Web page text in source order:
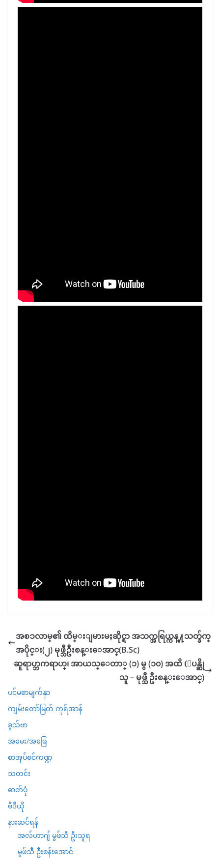
အစၥလာမ္၏ ထိမ္းျမားမႈဆိုင္ရာ အသက္အရြယ္ကန္႔သတ္ခ်က္
အပိုင္း(၂) မုဖ္သီဦးစန္းေအာင္(B.Sc)
ဆူရာဟ္ဘကရာဟ္၊ အာယသ္ေတာ္ (၁) မွ (၁၀) အထိ (ျပန္ဆို
သူ – မုဖ္သီ ဦးစန္းေအာင္)
ပင်မစာမျက်နှာ
ကျမ်းတော်မြတ် ကုရ်အာန်
ခွသ်ဗာ
အမေး/အဖြေ
စာအုပ်စင်ကဏ္ဍ
သတင်း
ဓာတ်ပုံ
ဗီဒီယို
နားဆင်ရန်
အလ်ဟာဂျ် မွဖ်သီ ဦးသူရ
မွဖ်သီ ဦးစန်းအောင်